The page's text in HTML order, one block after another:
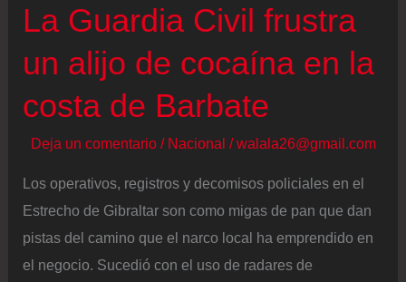
hipotermia
tras
al
mar
su
ala
delta
La Guardia Civil frustra
un alijo de cocaína en la
costa de Barbate
Deja un comentario / Nacional /walala26@gmail.com
Los operativos, registros y decomisos policiales en el
Estrecho de Gibraltar son como migas de pan que dan
pistas del camino que el narco local ha emprendido en
el negocio. Sucedió con el uso de radares de